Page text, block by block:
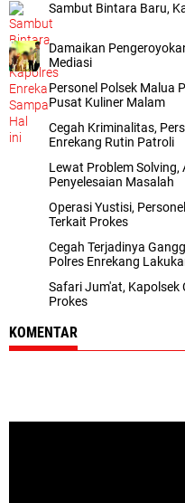
Sambut Bintara Baru,
Damaikan
Mediasi
Personel Polsek Malua
Pusat Kuliner Malam
Cegah Kriminalitas,
Enrekang Rutin Patroli
Lewat Problem
Penyelesaian Masalah
Operasi Yustisi,
Terkait Prokes
Cegah Terjadinya
Polres Enrekang
Safari Jum'at,
Prokes
KOMENTAR